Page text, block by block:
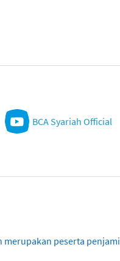
BCA Syariah Official
merupakan peserta